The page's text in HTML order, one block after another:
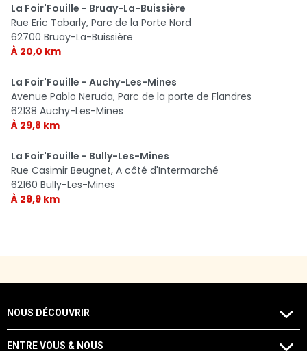
La Foir'Fouille - Bruay-La-Buissière
Rue Eric Tabarly, Parc de la Porte Nord
62700 Bruay-La-Buissière
À 20,0 km
La Foir'Fouille - Auchy-Les-Mines
Avenue Pablo Neruda, Parc de la porte de Flandres
62138 Auchy-Les-Mines
À 29,8 km
La Foir'Fouille - Bully-Les-Mines
Rue Casimir Beugnet, A côté d'Intermarché
62160 Bully-Les-Mines
À 29,9 km
NOUS DÉCOUVRIR
ENTRE VOUS & NOUS